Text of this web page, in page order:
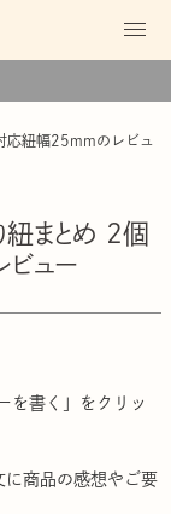
応紐幅25mmのレビュ
紐まとめ 2個
ュー
を書く」をクリッ
商品の感想やご要